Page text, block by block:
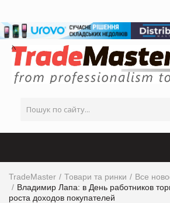
TradeMaster Товари та ринки
Все
Владимир Лапа: в День работников
роста доходов покупателей